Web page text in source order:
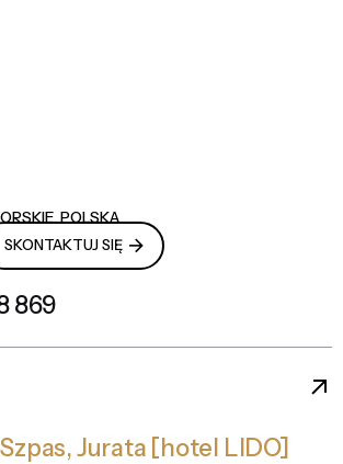
POLSKA
SKONTAKTUJ SIĘ
869
Jurata [hotel LIDO]